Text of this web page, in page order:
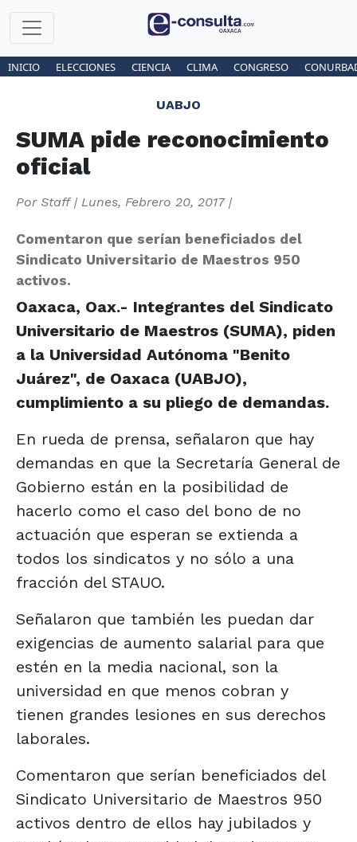
INICIO ELECCIONES CIENCIA CLIMA CONGRESO
UABJO
SUMA pide reconocimiento
oficial
Por Staff| Lunes, Febrero 20, 2017|
Comentaron que serían beneficiados del
Sindicato Universitario de Maestros 950
activos.
Oaxaca, Oax.- Integrantes del Sindicato
Universitario de Maestros (SUMA), piden
a la Universidad Autónoma "Benito
Juárez", de Oaxaca (UABJO),
cumplimiento a su pliego de demandas.
En rueda de prensa, señalaron que hay
demandas en que la Secretaría General de
Gobierno están en la posibilidad de
hacerlo como el caso del bono de no
actuación que esperan se extienda a
todos los sindicatos y no sólo a una
fracción del STAUO.
Señalaron que también les puedan dar
exigencias de aumento salarial para que
estén en la media nacional, son la
universidad en que menos cobran y
tienen grandes lesiones en sus derechos
laborales.
Comentaron que serían beneficiados del
Sindicato Universitario de Maestros 950
activos dentro de ellos hay jubilados y